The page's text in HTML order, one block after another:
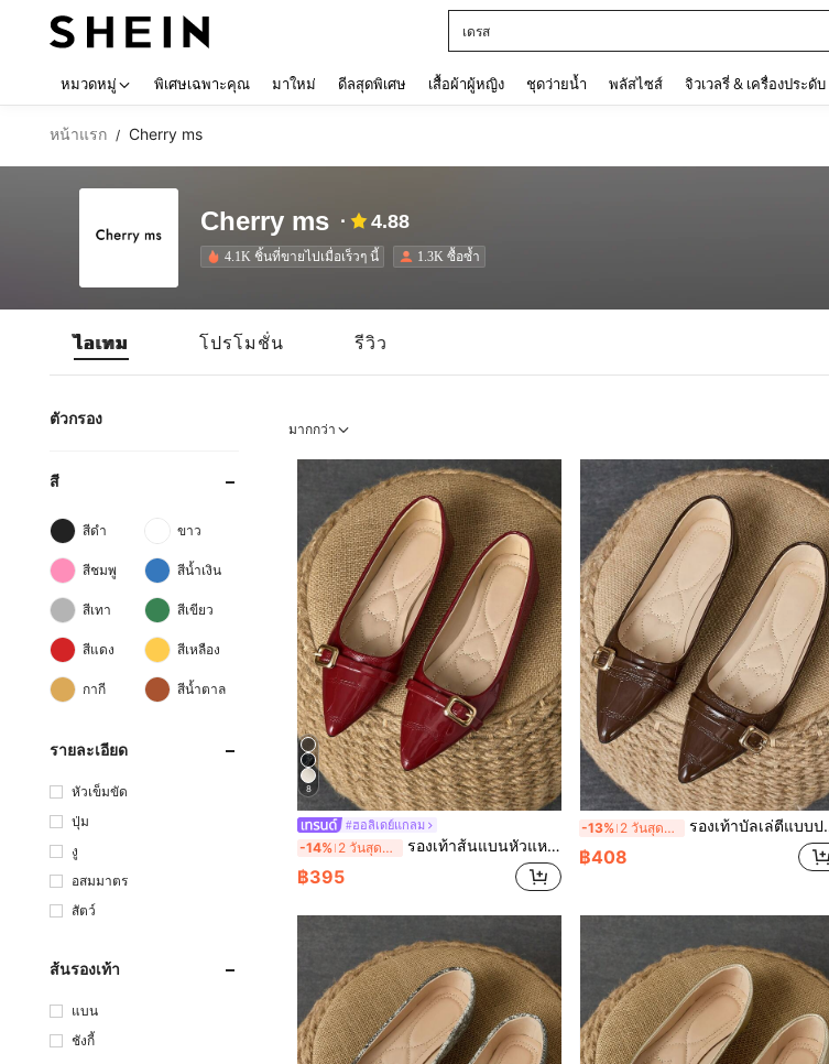
เด็กโต
หมวดหมู่ พิเศษเฉพาะคุณ มาใหม่ ดีลสุดพิเศษ เสื้อผ้าผู้หญิง ชุดว่ายน้ำ พลัสไซส์ จิวเวลรี่ & เครื่องประดับ
หน้าแรก / Cherry ms
Cherry ms 4.88
4.1K ชิ้นที่ขายไปเมื่อเร็วๆ นี้ 1.3K ซื้อซ้ำ
ไอเทม โปรโมชั่น รีวิว
ตัวกรอง
สี
สีดำ ขาว
สีชมพู สีน้ำเงิน
สีเทา สีเขียว
สีแดง สีเหลือง
กากี สีน้ำตาล
รายละเอียด
หัวเข็มขัด
ปุ่ม
งู
อสมมาตร
สัตว์
ส้นรองเท้า
แบน
ชังกี้
มากกว่า
8
#ฮอลิเดย์แกลม
-14% 2 วันสุดท้าย รองเท้าส้นแบนหัวแหลมแบบสวมของผู้หญิง, ชุดลำลองสำหรับงานปาร์ตี้, สีแดง, เหมาะสำหรับฤดูใบไม้ผลิ/ฤดูร้อน, กิจกรรมกลางแจ้งประจำวัน, อเนกประสงค์
฿395
-13% 2 วันสุดท้าย รองเท้าบัลเล่ตีแบบปลายแหลมสำหรับผู้หญิง สีน้ำตาลอ่อน สบาย เหมาะสำหรับงานปาร์ตี้ ใส่ประจำวัน กิจกรรมกลางแจ้ง สำหรับฤดูใบไม้ผลิ/ฤดูร้อน
฿408